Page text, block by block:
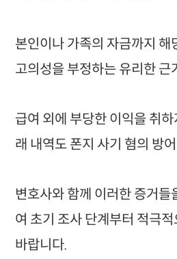
본인이나 가족의 자금까지 해
고의성을 부정하는 유리한 근
급여 외에 부당한 이익을 취
래 내역도 폰지 사기 혐의 방
변호사와 함께 이러한 증거
여 초기 조사 단계부터 적극
바랍니다.